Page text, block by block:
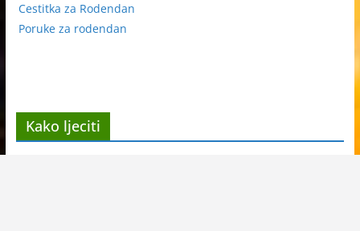
Cestitka za Rodendan
Poruke za rodendan
Kako ljeciti